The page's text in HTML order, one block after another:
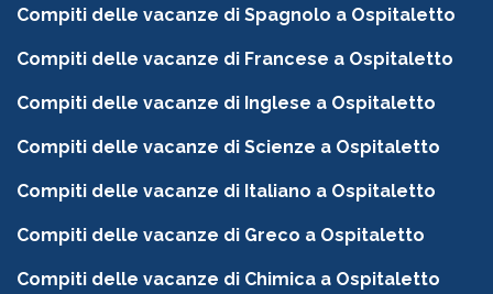
Compiti delle vacanze di Spagnolo a Ospitaletto
Compiti delle vacanze di Francese a Ospitaletto
Compiti delle vacanze di Inglese a Ospitaletto
Compiti delle vacanze di Scienze a Ospitaletto
Compiti delle vacanze di Italiano a Ospitaletto
Compiti delle vacanze di Greco a Ospitaletto
Compiti delle vacanze di Chimica a Ospitaletto